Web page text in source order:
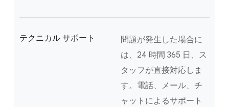
テクニカル サポート
問題が発生した場合に
は、24 時間 365 日、ス
タッフが直接対応しま
す。電話、メール、チ
ャットによるサポート